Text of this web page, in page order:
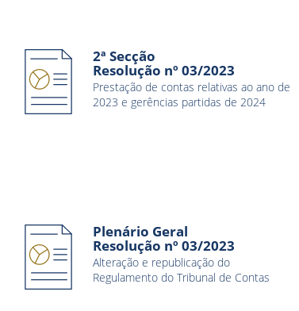
2ª Secção
Resolução nº 03/2023
Prestação de contas relativas ao ano de
2023 e gerências partidas de 2024
Plenário Geral
Resolução nº 03/2023
Alteração e republicação do
Regulamento do Tribunal de Contas